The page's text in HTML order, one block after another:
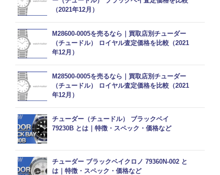
（2021年12月）
M28600-0005を売るなら｜買取店別チューダー
（チュードル） ロイヤル査定価格を比較（2021
年12月）
M28500-0005を売るなら｜買取店別チューダー
（チュードル） ロイヤル査定価格を比較（2021
年12月）
チューダー（チュードル） ブラックベイ
79230B とは｜特徴・スペック・価格など
チューダー ブラックベイクロノ 79360N-002 と
は｜特徴・スペック・価格など